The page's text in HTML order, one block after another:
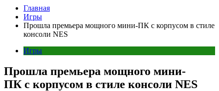
Главная
Игры
Прошла премьера мощного мини-ПК с корпусом в стиле
консоли NES
Игры
Прошла премьера мощного мини-
ПК с корпусом в стиле консоли NES